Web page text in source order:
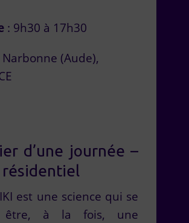
: 9h30 à 17h30
Narbonne (Aude),
d’une journée –
résidentiel
est une science qui se
être, à la fois, une